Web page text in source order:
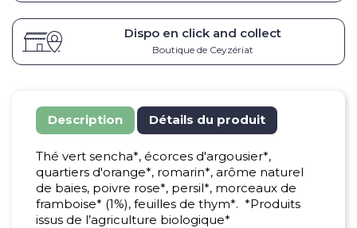
Dispo en click and collect
Boutique de Ceyzériat
Description Détails du produit
Thé vert sencha*, écorces d'argousier*,
quartiers d'orange*, romarin*, arôme naturel
de baies, poivre rose*, persil*, morceaux de
framboise* (1%), feuilles de thym*. *Produits
issus de l’agriculture biologique*